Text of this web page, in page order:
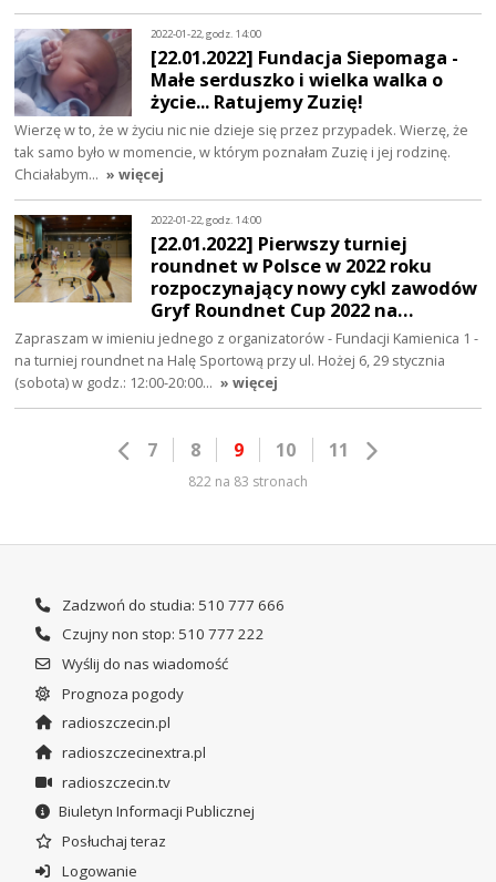
2022-01-22, godz. 14:00
[22.01.2022] Fundacja Siepomaga -
Małe serduszko i wielka walka o
życie... Ratujemy Zuzię!
Wierzę w to, że w życiu nic nie dzieje się przez przypadek. Wierzę, że
tak samo było w momencie, w którym poznałam Zuzię i jej rodzinę.
Chciałabym… » więcej
2022-01-22, godz. 14:00
[22.01.2022] Pierwszy turniej
roundnet w Polsce w 2022 roku
rozpoczynający nowy cykl zawodów
Gryf Roundnet Cup 2022 na…
Zapraszam w imieniu jednego z organizatorów - Fundacji Kamienica 1 -
na turniej roundnet na Halę Sportową przy ul. Hożej 6, 29 stycznia
(sobota) w godz.: 12:00-20:00… » więcej
7 8 9 10 11
822 na 83 stronach
Zadzwoń do studia: 510 777 666
Czujny non stop: 510 777 222
Wyślij do nas wiadomość
Prognoza pogody
radioszczecin.pl
radioszczecinextra.pl
radioszczecin.tv
Biuletyn Informacji Publicznej
Posłuchaj teraz
Logowanie